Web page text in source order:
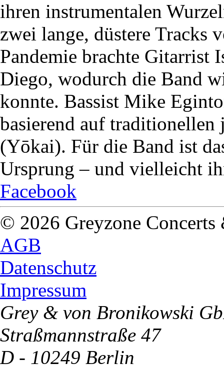
ihren instrumentalen
zwei lange, düstere Tracks
Pandemie brachte Gitarrist
Diego, wodurch die Band
konnte. Bassist Mike
basierend auf traditionellen
(Yōkai). Für die Band ist
Ursprung – und vielleicht
Facebook
© 2026 Greyzone
AGB
Datenschutz
Impressum
Grey & von Bronikowski
Straßmannstraße 47
D - 10249 Berlin